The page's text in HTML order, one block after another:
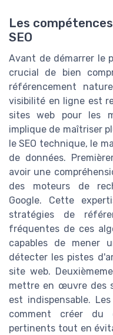
Les
SEO
Avant de démarrer le
crucial de bien
référencement
visibilité en ligne est
sites web pour les
implique de maîtriser
le SEO technique, le
de données.
avoir une
des moteurs de
Google. Cette
stratégies de
fréquentes de ces
capables de mener
détecter les pistes
site web.
mettre en œuvre des
est indispensable.
comment créer du
pertinents tout en